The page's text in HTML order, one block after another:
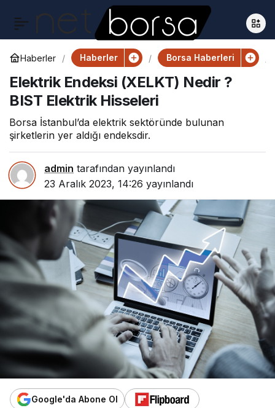
Haberler Haberler Borsa Haberleri
Elektrik Endeksi (XELKT) Nedir ?
BIST Elektrik Hisseleri
Borsa İstanbul’da elektrik sektöründe bulunan
şirketlerin yer aldığı endeksdir.
admin tarafından yayınlandı
23 Aralık 2023, 14:26 yayınlandı
Google'da Abone Ol